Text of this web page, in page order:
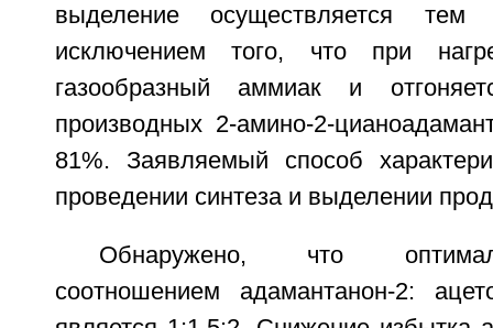
выделение осуществляется
исключением того, что при
газообразный аммиак и
производных 2-амино-2-
81%. Заявляемый способ
проведении синтеза и выделении
Обнаружено, что
соотношением адамантанон-2: